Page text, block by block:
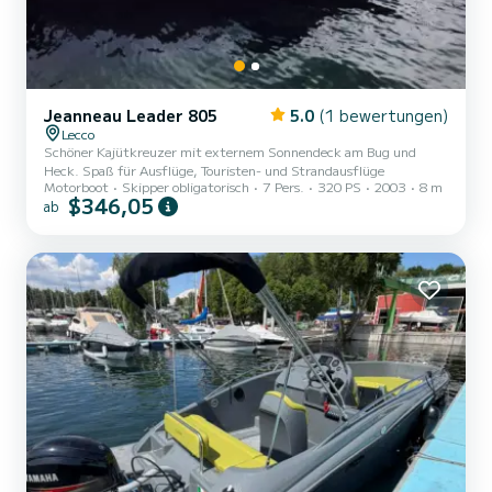
Jeanneau Leader 805 5.0 (1 bewertungen)
Lecco
Schöner Kajütkreuzer mit externem Sonnendeck am Bug und
Heck. Spaß für Ausflüge, Touristen- und Strandausflüge
Motorboot
Skipper obligatorisch 7 Pers. 320 PS 2003 8 m
ab $346,05